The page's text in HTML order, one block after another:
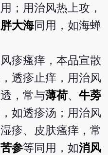
；用治风热上攻，
胖大海同用，如海蝉
疹瘙痒，本品宣散
透疹止痒，用治风
，常与薄荷、牛蒡
如透疹汤；用治风
疹、皮肤瘙痒，常
苦参等同用，如消风